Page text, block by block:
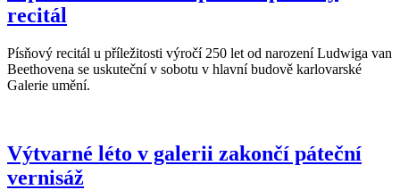
recitál
Písňový recitál u příležitosti výročí 250 let od narození Ludwiga van
Beethovena se uskuteční v sobotu v hlavní budově karlovarské
Galerie umění.
Výtvarné léto v galerii zakončí páteční
vernisáž